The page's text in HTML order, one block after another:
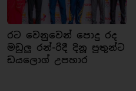
රට වෙනුවෙන් පොදු රද
මඩුලු රන්-රිදී දිනූ පුතුන්ට
ඩයලොග් උපහාර